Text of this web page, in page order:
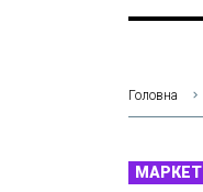
Головна
МАРКЕТ